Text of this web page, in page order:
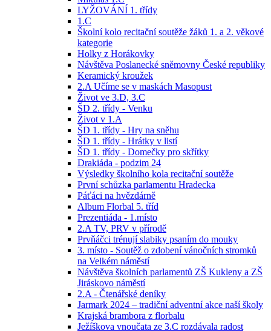
LYŽOVÁNÍ 1. třídy
1.C
Školní kolo recitační soutěže žáků 1. a 2. věkové
kategorie
Holky z Horákovky
Návštěva Poslanecké sněmovny České republiky
Keramický kroužek
2.A Učíme se v maskách Masopust
Život ve 3.D, 3.C
ŠD 2. třídy - Venku
Život v 1.A
ŠD 1. třídy - Hry na sněhu
ŠD 1. třídy - Hrátky v listí
ŠD 1. třídy - Domečky pro skřítky
Drakiáda - podzim 24
Výsledky školního kola recitační soutěže
První schůzka parlamentu Hradecka
Páťáci na hvězdárně
Album Florbal 5. tříd
Prezentiáda - 1.místo
2.A TV, PRV v přírodě
Prvňáčci trénují slabiky psaním do mouky
3. místo - Soutěž o zdobení vánočních stromků
na Velkém náměstí
Návštěva školních parlamentů ZŠ Kukleny a ZŠ
Jiráskovo náměstí
2.A - Čtenářské deníky
Jarmark 2024 – tradiční adventní akce naší školy
Krajská brambora z florbalu
Ježíškova vnoučata ze 3.C rozdávala radost